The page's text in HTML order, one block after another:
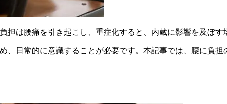
担は腰痛を引き起こし、重症化すると、内蔵に影響を及ぼす
、日常的に意識することが必要です。本記事では、腰に負